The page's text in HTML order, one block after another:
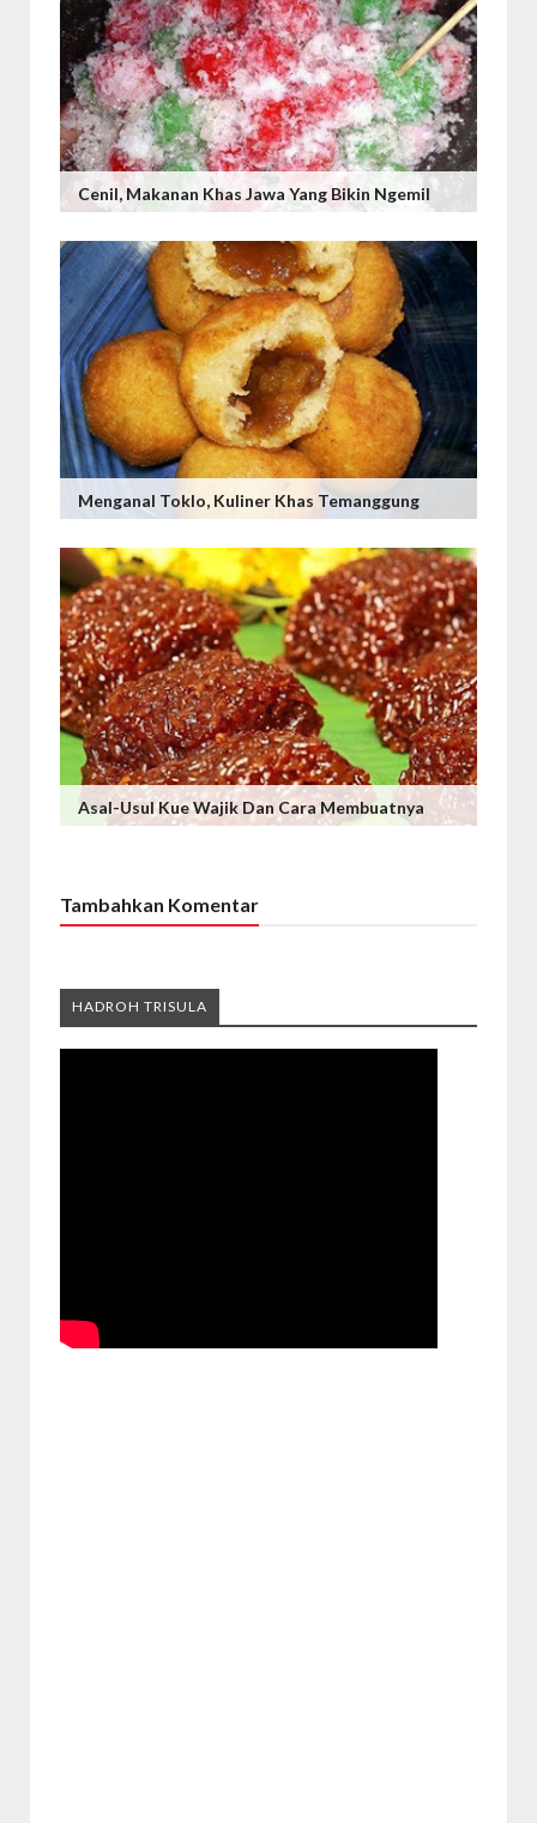
Cenil, Makanan Khas Jawa Yang Bikin Ngemil
Menganal Toklo, Kuliner Khas Temanggung
Asal-Usul Kue Wajik Dan Cara Membuatnya
Tambahkan Komentar
HADROH TRISULA